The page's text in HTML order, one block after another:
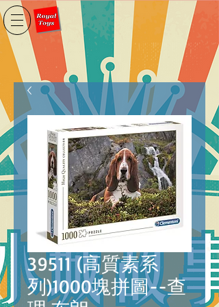
39511 (高質素系
列)1000塊拼圖--查